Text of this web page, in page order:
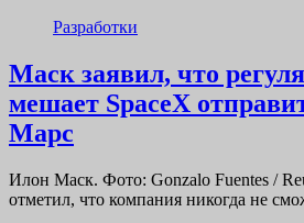
Разработки
Маск заявил, что
мешает SpaceX
Марс
Илон Маск. Фото: Gonzalo Fuentes /
отметил, что компания никогда не